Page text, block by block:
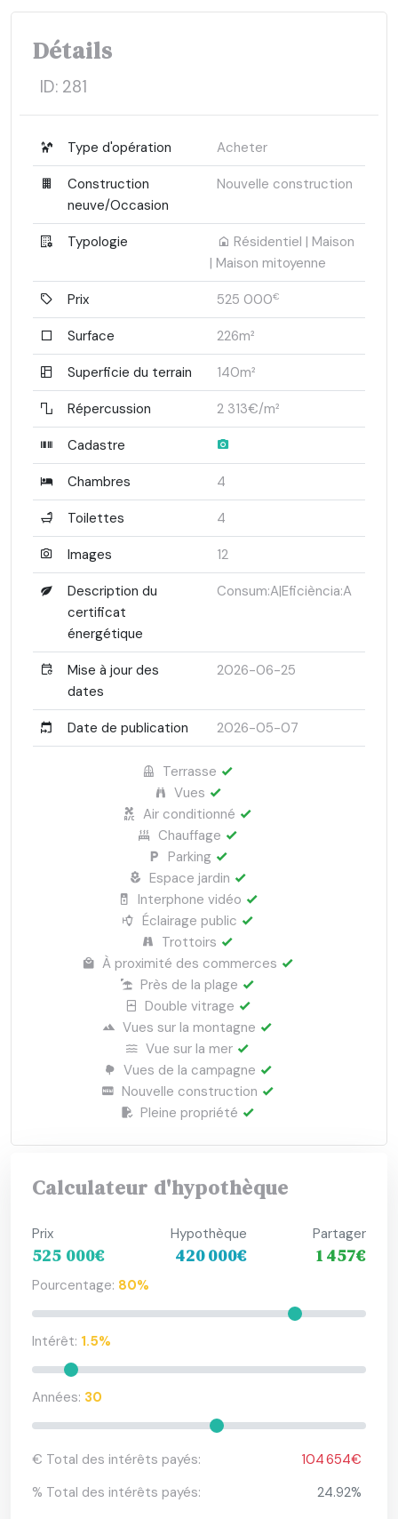
Détails
ID: 281
Type d'opération Acheter
Construction
neuve/Occasion
Nouvelle construction
Typologie
Résidentiel | Maison
| Maison mitoyenne
Prix 525 000€
Surface 226m²
Superficie du terrain 140m²
Répercussion 2 313€/m²
Cadastre
Chambres 4
Toilettes 4
Images 12
Description du
certificat
énergétique
Consum:A|Eficiència:A
Mise à jour des
dates
2026-06-25
Date de publication 2026-05-07
Terrasse
Vues
Air conditionné
Chauffage
Parking
Espace jardin
Interphone vidéo
Éclairage public
Trottoirs
À proximité des commerces
Près de la plage
Double vitrage
Vues sur la montagne
Vue sur la mer
Vues de la campagne
Nouvelle construction
Pleine propriété
Calculateur d'hypothèque
Prix
525 000€
Hypothèque
420 000€
Partager
1 457€
Pourcentage: 80%
Intérêt: 1.5%
Années: 30
€ Total des intérêts payés:
104 654€
% Total des intérêts payés:
24.92%